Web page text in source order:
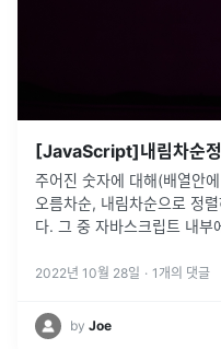
[JavaScript]내림차
주어진 숫자에 대해(배열안
오름차순, 내림차순으로 정
다. 그 중 자바스크립트 내
그 배열을 반...
2022년 10월 28일 · 1 개의 댓글
by Joe